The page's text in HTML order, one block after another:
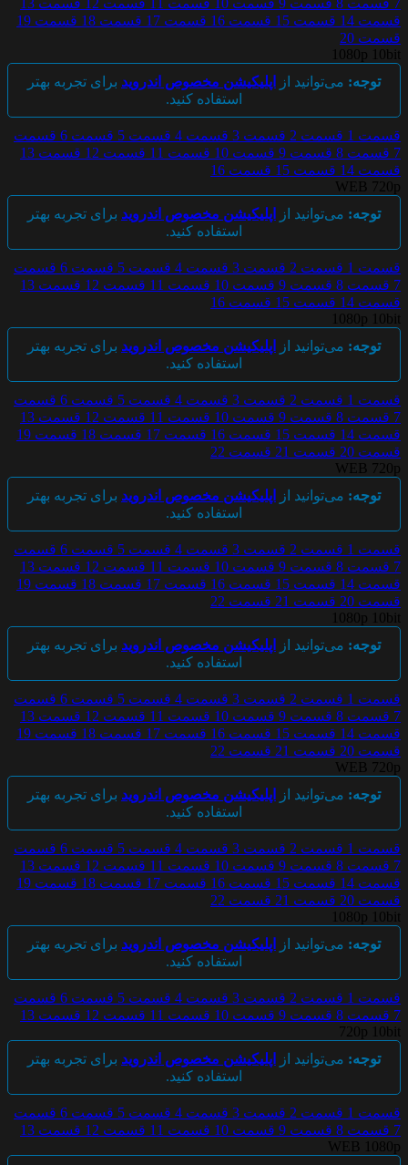
7 قسمت 8 قسمت 9 قسمت 10 قسمت 11 قسمت 12
قسمت 13
قسمت 14
قسمت 15 قسمت 16 قسمت 17 قسمت 18
قسمت 19
قسمت 20
1080p 10bit
توجه: می‌توانید از اپلیکیشن مخصوص اندروید برای تجربه بهتر
استفاده کنید.
قسمت 1 قسمت 2 قسمت 3 قسمت 4 قسمت 5 قسمت 6
قسمت
7 قسمت 8 قسمت 9 قسمت 10 قسمت 11 قسمت 12
قسمت 13
قسمت 14
قسمت 15
قسمت 16
WEB 720p
توجه: می‌توانید از اپلیکیشن مخصوص اندروید برای تجربه بهتر
استفاده کنید.
قسمت 1 قسمت 2 قسمت 3 قسمت 4 قسمت 5 قسمت 6
قسمت
7 قسمت 8 قسمت 9 قسمت 10 قسمت 11 قسمت 12
قسمت 13
قسمت 14
قسمت 15
قسمت 16
1080p 10bit
توجه: می‌توانید از اپلیکیشن مخصوص اندروید برای تجربه بهتر
استفاده کنید.
قسمت 1 قسمت 2 قسمت 3 قسمت 4 قسمت 5 قسمت 6
قسمت
7 قسمت 8 قسمت 9 قسمت 10 قسمت 11 قسمت 12
قسمت 13
قسمت 14
قسمت 15 قسمت 16 قسمت 17 قسمت 18
قسمت 19
قسمت 20
قسمت 21
قسمت 22
WEB 720p
توجه: می‌توانید از اپلیکیشن مخصوص اندروید برای تجربه بهتر
استفاده کنید.
قسمت 1 قسمت 2 قسمت 3 قسمت 4 قسمت 5 قسمت 6
قسمت
7 قسمت 8 قسمت 9 قسمت 10 قسمت 11 قسمت 12
قسمت 13
قسمت 14
قسمت 15 قسمت 16 قسمت 17 قسمت 18
قسمت 19
قسمت 20
قسمت 21
قسمت 22
1080p 10bit
توجه: می‌توانید از اپلیکیشن مخصوص اندروید برای تجربه بهتر
استفاده کنید.
قسمت 1 قسمت 2 قسمت 3 قسمت 4 قسمت 5 قسمت 6
قسمت
7 قسمت 8 قسمت 9 قسمت 10 قسمت 11 قسمت 12
قسمت 13
قسمت 14
قسمت 15 قسمت 16 قسمت 17 قسمت 18
قسمت 19
قسمت 20
قسمت 21
قسمت 22
WEB 720p
توجه: می‌توانید از اپلیکیشن مخصوص اندروید برای تجربه بهتر
استفاده کنید.
قسمت 1 قسمت 2 قسمت 3 قسمت 4 قسمت 5 قسمت 6
قسمت
7 قسمت 8 قسمت 9 قسمت 10 قسمت 11 قسمت 12
قسمت 13
قسمت 14
قسمت 15 قسمت 16 قسمت 17 قسمت 18
قسمت 19
قسمت 20
قسمت 21
قسمت 22
1080p 10bit
توجه: می‌توانید از اپلیکیشن مخصوص اندروید برای تجربه بهتر
استفاده کنید.
قسمت 1 قسمت 2 قسمت 3 قسمت 4 قسمت 5 قسمت 6
قسمت
7 قسمت 8 قسمت 9 قسمت 10 قسمت 11 قسمت 12
قسمت 13
720p 10bit
توجه: می‌توانید از اپلیکیشن مخصوص اندروید برای تجربه بهتر
استفاده کنید.
قسمت 1 قسمت 2 قسمت 3 قسمت 4 قسمت 5 قسمت 6
قسمت
7 قسمت 8 قسمت 9 قسمت 10 قسمت 11 قسمت 12
قسمت 13
WEB 1080p